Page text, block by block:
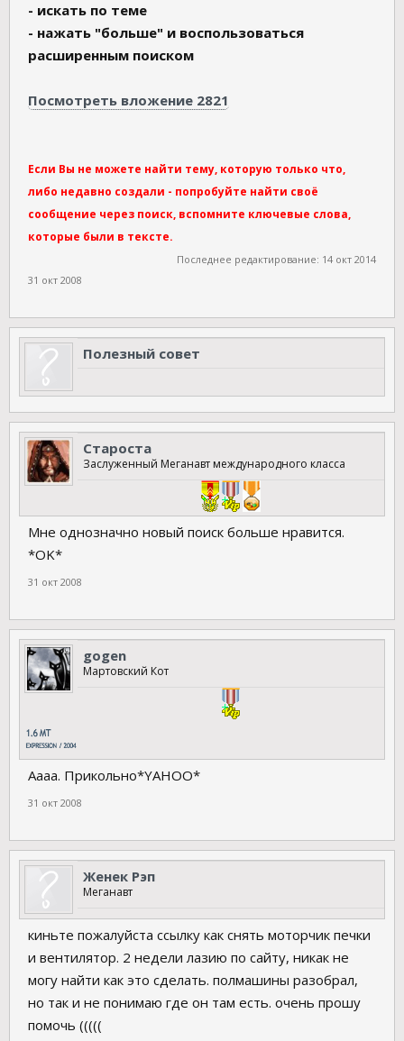
- искать по теме
- нажать "больше" и воспользоваться
расширенным поиском
Посмотреть вложение 2821
Если Вы не можете найти тему, которую только что,
либо недавно создали - попробуйте найти своё
сообщение через поиск, вспомните ключевые слова,
которые были в тексте.
Последнее редактирование: 14 окт 2014
31 окт 2008
Полезный совет
Староста
Заслуженный Меганавт международного класса
Мне однозначно новый поиск больше нравится.
*OK*
31 окт 2008
gogen
Мартовский Кот
Аааа. Прикольно*YAHOO*
31 окт 2008
Женек Рэп
Меганавт
киньте пожалуйста ссылку как снять моторчик печки
и вентилятор. 2 недели лазию по сайту, никак не
могу найти как это сделать. полмашины разобрал,
но так и не понимаю где он там есть. очень прошу
помочь (((((